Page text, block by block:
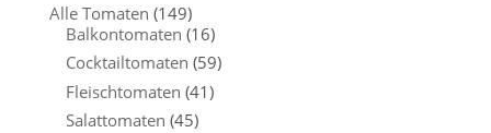
Alle Tomaten (149)
Balkontomaten (16)
Cocktailtomaten (59)
Fleischtomaten (41)
Salattomaten (45)